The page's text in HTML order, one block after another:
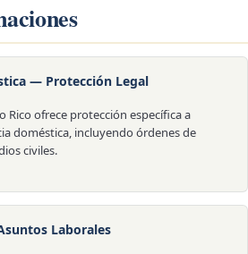
— Protección Legal
Rico ofrece protección específica a
doméstica, incluyendo órdenes de
civiles.
Laborales